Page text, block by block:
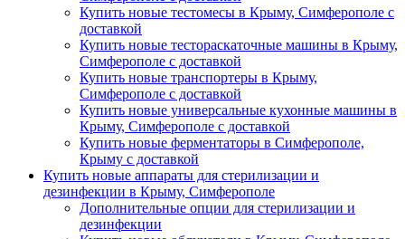
Купить новые тестомесы в Крыму, Симферополе с
доставкой
Купить новые тестораскаточные машины в Крыму,
Симферополе с доставкой
Купить новые транспортеры в Крыму,
Симферополе с доставкой
Купить новые универсальные кухонные машины в
Крыму, Симферополе с доставкой
Купить новые ферментаторы в Симферополе,
Крыму с доставкой
Купить новые аппараты для стерилизации и
дезинфекции в Крыму, Симферополе
Дополнительные опции для стерилизации и
дезинфекции